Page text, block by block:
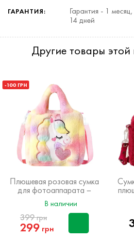
ГАРАНТИЯ:
Гарантия - 1
14 дней
Другие товары этой
-100 ГРН
Плюшевая розовая сумка
для фотоаппарата –
Единорог
В наличии
399грн
299 грн